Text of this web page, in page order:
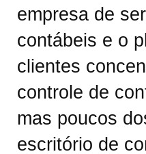
empresa de
contábeis e o
clientes
controle de
mas poucos
escritório de